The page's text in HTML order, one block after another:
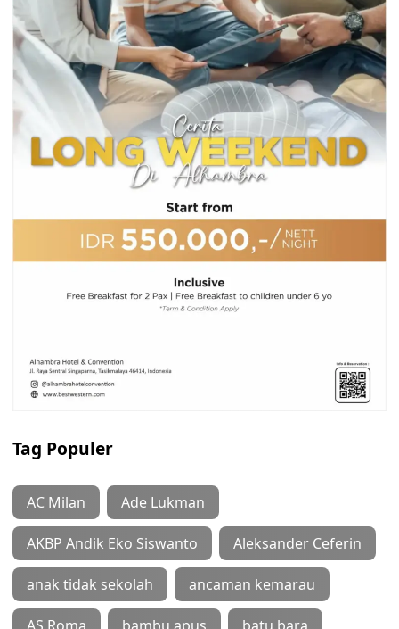
Tag Populer
AC Milan Ade Lukman
AKBP Andik Eko Siswanto Aleksander Ceferin
anak tidak sekolah ancaman kemarau